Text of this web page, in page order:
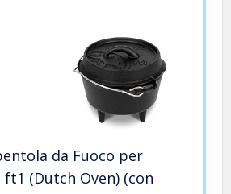
da Fuoco per
ft1 (Dutch Oven) (con